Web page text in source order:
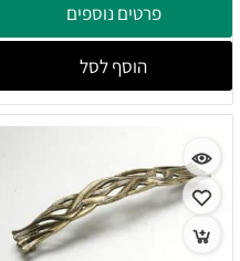
פרטים נוספים
הוסף לסל